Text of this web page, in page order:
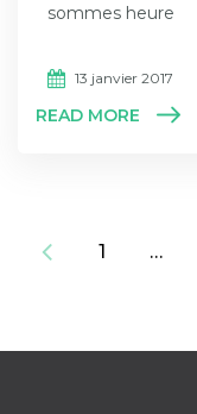
sommes heure
13 janvier 2017
READ MORE
1 …